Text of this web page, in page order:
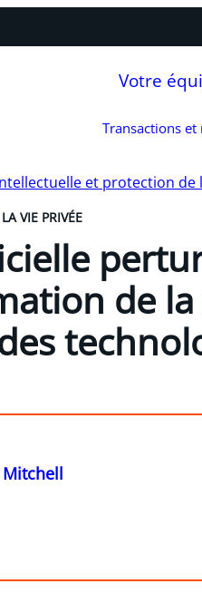
Votre
Transactions et
et protection de
VIE PRIVÉE
de
Mitchell